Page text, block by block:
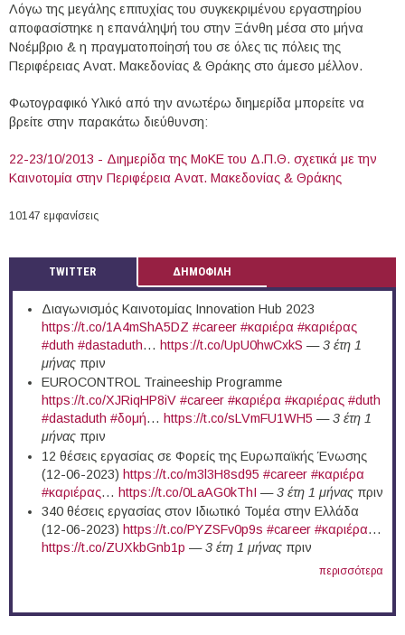
Λόγω της μεγάλης επιτυχίας του συγκεκριμένου εργαστηρίου
αποφασίστηκε η επανάληψή του στην Ξάνθη μέσα στο μήνα
Νοέμβριο & η πραγματοποίησή του σε όλες τις πόλεις της
Περιφέρειας Ανατ. Μακεδονίας & Θράκης στο άμεσο μέλλον.
Φωτογραφικό Υλικό από την ανωτέρω διημερίδα μπορείτε να
βρείτε στην παρακάτω διεύθυνση:
22-23/10/2013 - Διημερίδα της ΜοΚΕ του Δ.Π.Θ. σχετικά με την
Καινοτομία στην Περιφέρεια Ανατ. Μακεδονίας & Θράκης
10147 εμφανίσεις
TWITTER ΔΗΜΟΦΙΛΗ
Διαγωνισμός Καινοτομίας Innovation Hub 2023
https://t.co/1A4mShA5DZ #career #καριέρα #καριέρας
#duth #dastaduth… https://t.co/UpU0hwCxkS —3 έτη 1
μήναςπριν
EUROCONTROL Traineeship Programme
https://t.co/XJRiqHP8iV #career #καριέρα #καριέρας #duth
#dastaduth #δομή… https://t.co/sLVmFU1WH5 —3 έτη 1
μήναςπριν
12 θέσεις εργασίας σε Φορείς της Ευρωπαϊκής Ένωσης
(12-06-2023) https://t.co/m3l3H8sd95 #career #καριέρα
#καριέρας… https://t.co/0LaAG0kThI —3 έτη 1 μήναςπριν
340 θέσεις εργασίας στον Ιδιωτικό Τομέα στην Ελλάδα
(12-06-2023) https://t.co/PYZSFv0p9s #career #καριέρα…
https://t.co/ZUXkbGnb1p —3 έτη 1 μήναςπριν
περισσότερα